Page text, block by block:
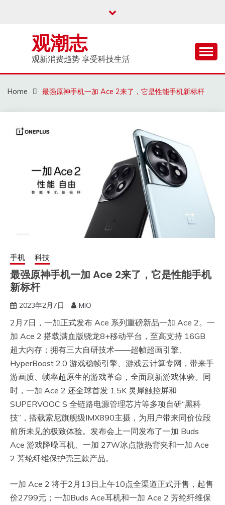
观潮志
观新消费趋势 享受科技生活
Home 最强原神手机一加 Ace 2来了，它是性能手机新标杆
手机 科技
最强原神手机一加 Ace 2来了，它是性能手机
新标杆
2023年2月7日 MIO
2月7日，一加正式发布 Ace 系列重磅新品一加 Ace 2。一
加 Ace 2 搭载满血版骁龙8+移动平台，至高支持 16GB
超大内存；拥有三大自研技术——超帧超画引擎、
HyperBoost 2.0 游戏稳帧引擎、游戏云计算专网，带来手
游画质、帧率超原生的游戏革命，全面刷新游戏体验。同
时，一加 Ace 2 还全球首发 1.5K 灵犀触控屏和
SUPERVOOC S 全链路电源管理芯片等多项自研“黑科
技”，搭载索尼旗舰级IMX890主摄，为用户带来同价位段
前所未见的极致体验。发布会上一同发布了一加 Buds
Ace 游戏降噪耳机、一加 27W冰点散热背夹和一加 Ace
2 芳纶纤维保护壳三款产品。
一加 Ace 2 将于2月13日上午10点全渠道正式开售，起售
价2799元；一加Buds Ace耳机和一加 Ace 2 芳纶纤维保